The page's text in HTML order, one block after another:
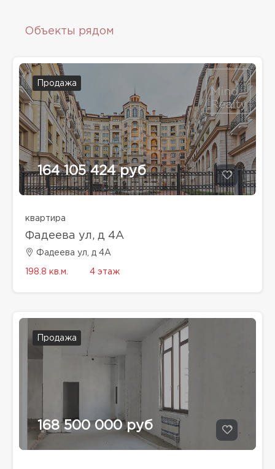
Объекты рядом
Продажа
164 105 424 руб
квартира
Фадеева ул, д 4A
Фадеева ул, д 4A
198.8 кв.м. 4 этаж
Продажа
168 500 000 руб